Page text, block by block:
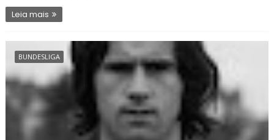
Leia mais
BUNDESLIGA